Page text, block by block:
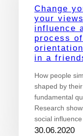
Change
your
influence
process
in a
How people
shaped by
fundamental
Research
social
30.06.2020